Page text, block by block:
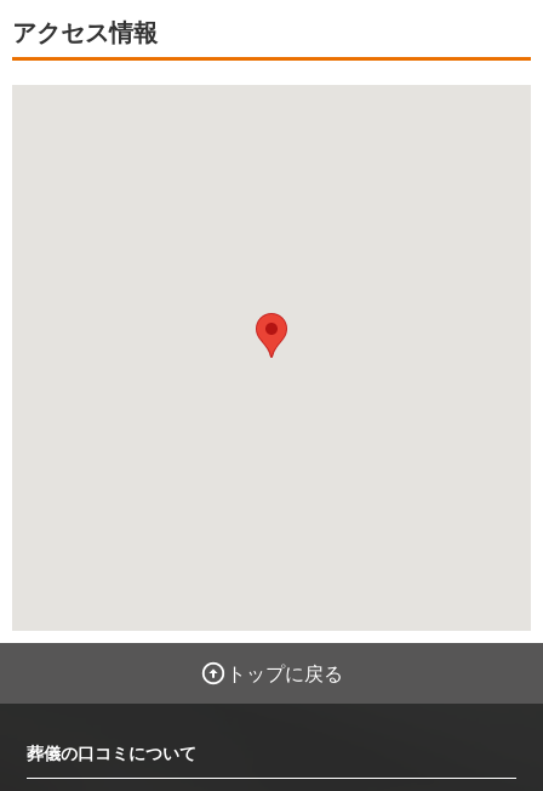
アクセス情報
トップに戻る
葬儀の口コミについて